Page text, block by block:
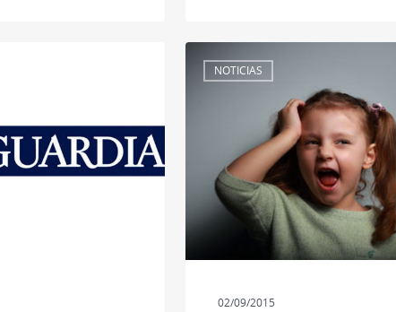
NOTICIAS
02/09/2015